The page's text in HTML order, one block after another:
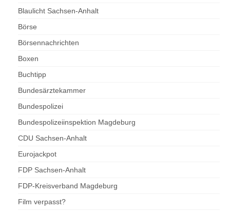
Blaulicht Sachsen-Anhalt
Börse
Börsennachrichten
Boxen
Buchtipp
Bundesärztekammer
Bundespolizei
Bundespolizeiinspektion Magdeburg
CDU Sachsen-Anhalt
Eurojackpot
FDP Sachsen-Anhalt
FDP-Kreisverband Magdeburg
Film verpasst?